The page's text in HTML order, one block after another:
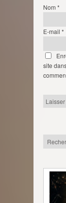
Nom *
E-mail *
site